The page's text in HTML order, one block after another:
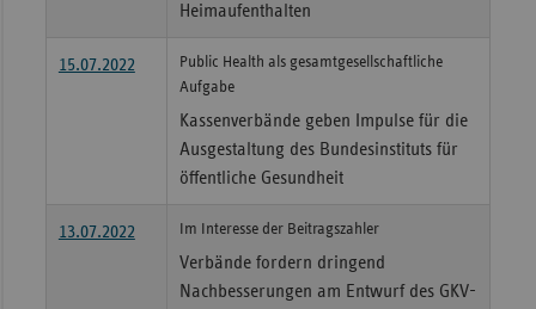
Heimaufenthalten
15.07.2022
Public Health als gesamtgesellschaftliche
Aufgabe
Kassenverbände geben Impulse für die
Ausgestaltung des Bundesinstituts für
öffentliche Gesundheit
13.07.2022 Im Interesse der Beitragszahler
Verbände fordern dringend
Nachbesserungen am Entwurf des GKV-